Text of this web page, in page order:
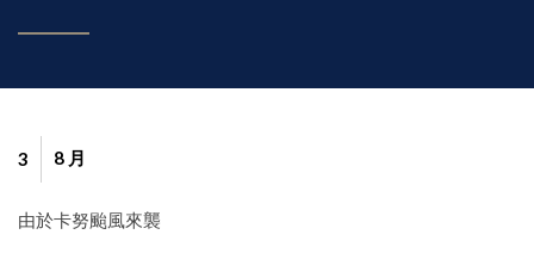
8 月
3
由於卡努颱風來襲